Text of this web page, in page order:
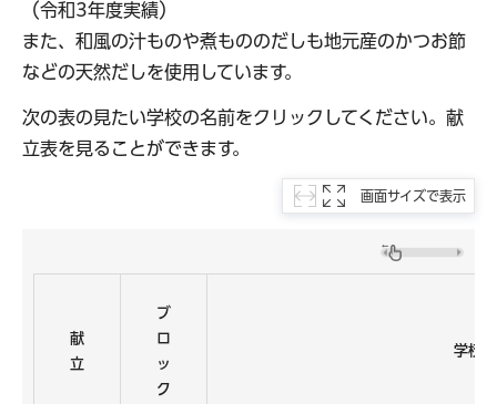
（令和3年度実績）
また、和風の汁ものや煮もののだしも地元産のかつお節
などの天然だしを使用しています。
次の表の見たい学校の名前をクリックしてください。献
立表を見ることができます。
画面サイズで表示
献
立
ブ
ロ
ッ
ク
学校名